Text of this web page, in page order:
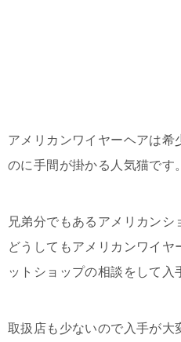
アメリカンワイヤーヘアは希
のに手間が掛かる人気猫です。
兄弟分でもあるアメリカンシ
どうしてもアメリカンワイ
ットショップの相談をして入
取扱店も少ないので入手が大